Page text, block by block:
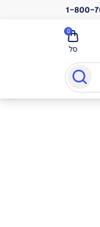
1-800-
סל
0